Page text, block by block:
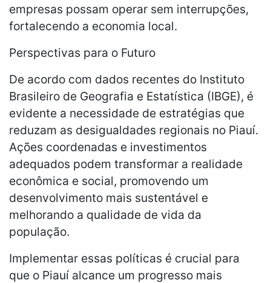
empresas possam operar sem interrupções,
fortalecendo a economia local.
Perspectivas para o Futuro
De acordo com dados recentes do Instituto
Brasileiro de Geografia e Estatística (IBGE), é
evidente a necessidade de estratégias que
reduzam as desigualdades regionais no Piauí.
Ações coordenadas e investimentos
adequados podem transformar a realidade
econômica e social, promovendo um
desenvolvimento mais sustentável e
melhorando a qualidade de vida da
população.
Implementar essas políticas é crucial para
que o Piauí alcance um progresso mais